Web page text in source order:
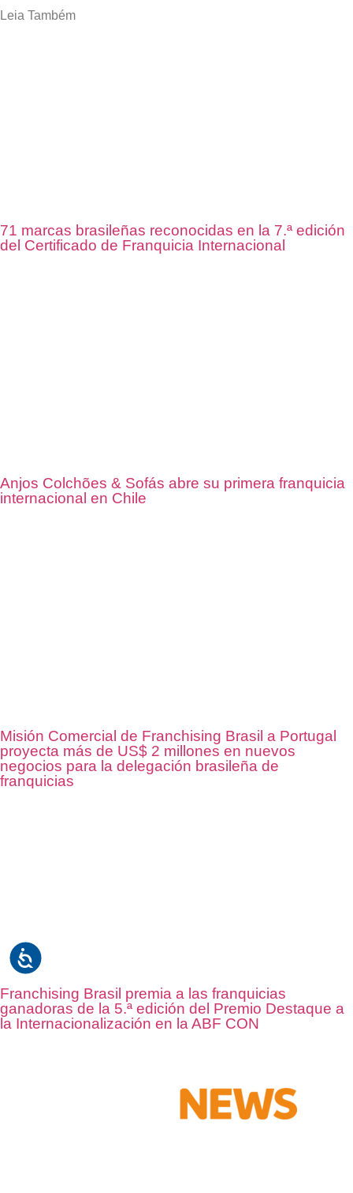
Leia Também
71 marcas brasileñas reconocidas en la 7.ª edición
del Certificado de Franquicia Internacional
Anjos Colchões & Sofás abre su primera franquicia
internacional en Chile
Misión Comercial de Franchising Brasil a Portugal
proyecta más de US$ 2 millones en nuevos
negocios para la delegación brasileña de
franquicias
Franchising Brasil premia a las franquicias
ganadoras de la 5.ª edición del Premio Destaque a
la Internacionalización en la ABF CON